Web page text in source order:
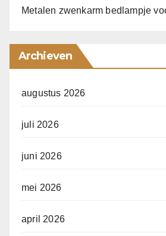
Metalen zwenkarm bedlampje
Archieven
augustus 2026
juli 2026
juni 2026
mei 2026
april 2026